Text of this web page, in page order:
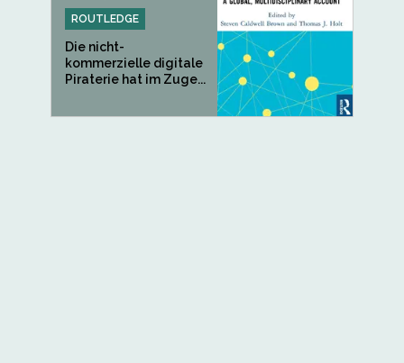
ROUTLEDGE
Die nicht-
kommerzielle digitale
Piraterie hat im Zuge...